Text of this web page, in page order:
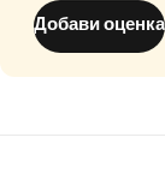
Добави оценка